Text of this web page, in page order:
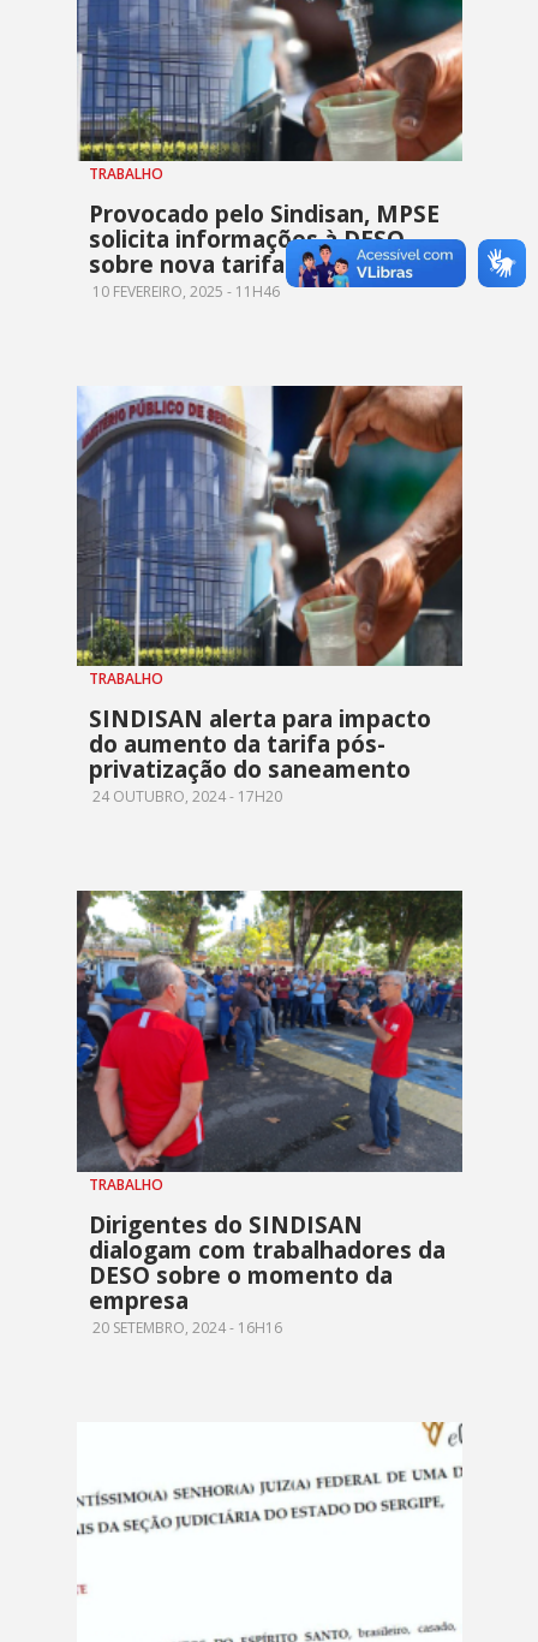
TRABALHO
Provocado pelo Sindisan, MPSE
solicita informações à DESO
sobre nova tarifa social
10 FEVEREIRO, 2025 - 11H46
TRABALHO
SINDISAN alerta para impacto
do aumento da tarifa pós-
privatização do saneamento
24 OUTUBRO, 2024 - 17H20
TRABALHO
Dirigentes do SINDISAN
dialogam com trabalhadores da
DESO sobre o momento da
empresa
20 SETEMBRO, 2024 - 16H16